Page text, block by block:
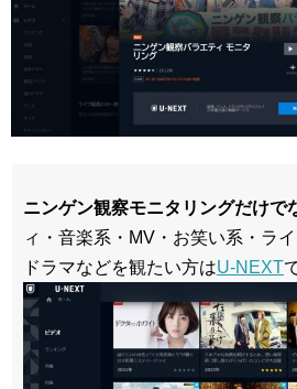
ニンゲン観察モニタリングだけで
ィ・音楽系・MV・お笑い系・ラ
ドラマなどを観たい方はU-NEXT